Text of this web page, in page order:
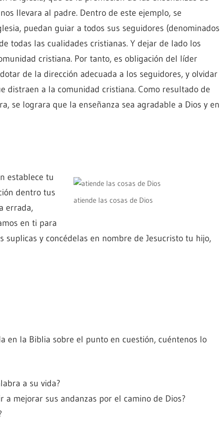
llevara al padre. Dentro de este ejemplo, se
puedan guiar a todos sus seguidores (denominados
todas las cualidades cristianas. Y dejar de lado los
cristiana. Por tanto, es obligación del líder
de la dirección adecuada a los seguidores, y olvidar
distraen a la comunidad cristiana. Como resultado de
se lograra que la enseñanza sea agradable a Dios y en
atiende las cosas de Dios
establece tu
dentro tus
errada,
en ti para
suplicas y concédelas en nombre de Jesucristo tu hijo,
en la Biblia sobre el punto en cuestión, cuéntenos lo
a su vida?
mejorar sus andanzas por el camino de Dios?